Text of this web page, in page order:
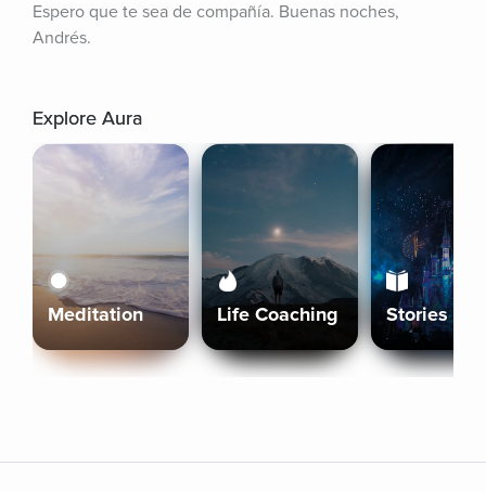
Espero que te sea de compañía. Buenas noches,
Andrés.
Explore Aura
Meditation Life Coaching Stories